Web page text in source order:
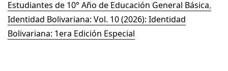
Estudiantes de 10° Año de Educación General Básica,
Identidad Bolivariana: Vol. 10 (2026): Identidad
Bolivariana: 1era Edición Especial